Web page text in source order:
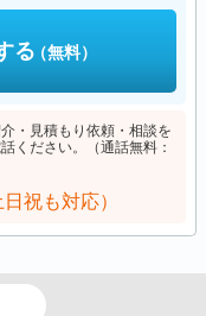
る（無料）
・見積もり依頼・相談を
ください。（通話無料：
祝も対応）